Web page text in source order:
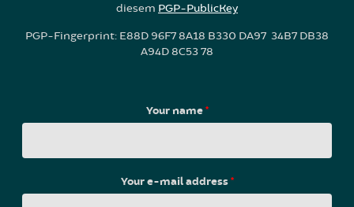
diesem PGP-PublicKey
PGP-Fingerprint: E88D 96F7 8A18 B330 DA97 34B7 DB38
A94D 8C53 78
Your name*
Your e-mail address*